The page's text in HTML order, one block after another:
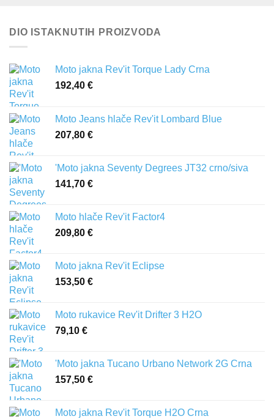
DIO ISTAKNUTIH PROIZVODA
Moto jakna Rev'it Torque Lady Crna
192,40 €
Moto Jeans hlače Rev'it Lombard Blue
207,80 €
'Moto jakna Seventy Degrees JT32 crno/siva
141,70 €
Moto hlače Rev'it Factor4
209,80 €
Moto jakna Rev'it Eclipse
153,50 €
Moto rukavice Rev'it Drifter 3 H2O
79,10 €
'Moto jakna Tucano Urbano Network 2G Crna
157,50 €
Moto jakna Rev'it Torque H2O Crna